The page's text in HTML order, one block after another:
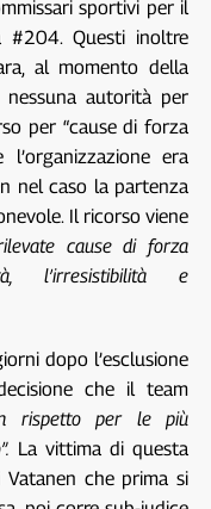
sportivi per il
#204. Questi inoltre
al momento della
autorità per
per “cause di forza
era
nel caso la partenza
Il ricorso viene
cause di forza
l’irresistibilità e
dopo l’esclusione
che il team
rispetto per le più
La vittima di questa
Vatanen che prima si